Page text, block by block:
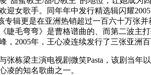
迎女歌手。同年年中发行精选辑闪耀
辑更是在亚洲热销超过一百六十万张
睫毛弯弯》是曹格谱曲的、而第二波主
，2005年，王心凌连续发行了三张亚洲
张栋梁主演电视剧微笑Pasta，该剧当
凌的知名歌曲之一。